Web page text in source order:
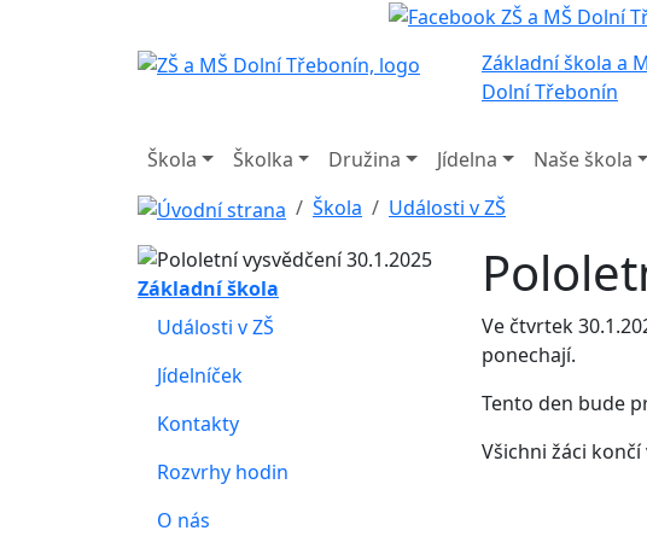
Základní škola a
Dolní Třebonín
Škola Školka Družina Jídelna Naše škola
Škola
Události v ZŠ
Ve čtvrtek
ponechají.
Tento den bude
Všichni žáci
Základní škola
Události v ZŠ
Jídelníček
Kontakty
Rozvrhy hodin
O nás